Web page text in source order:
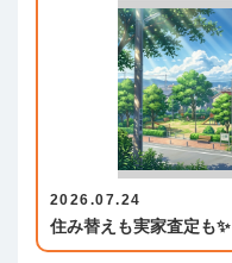
2026.07.24
住み替えも実家査定も✨